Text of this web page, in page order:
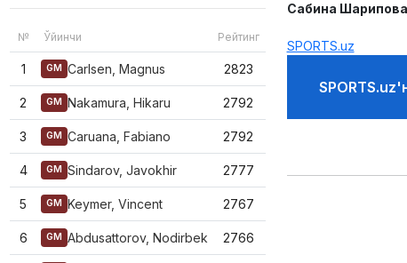
№ Ўйинчи Рейтинг
1 GM Carlsen, Magnus 2823
2 GM Nakamura, Hikaru 2792
3 GM Caruana, Fabiano 2792
4 GM Sindarov, Javokhir 2777
5 GM Keymer, Vincent 2767
6 GM Abdusattorov, Nodirbek 2766
Сабина Шарипова
SPORTS.uz